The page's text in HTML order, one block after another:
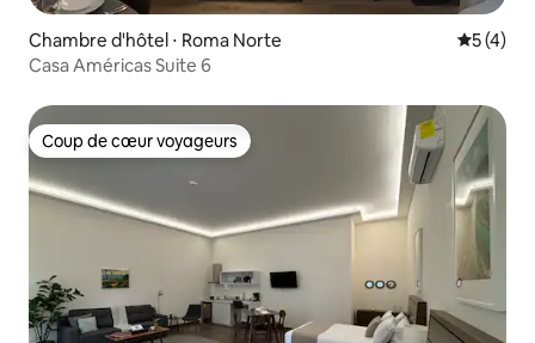
Chambre d'hôtel ⋅ Roma Norte
5 (4)
Casa Américas Suite 6
Coup de cœur voyageurs
Coup de cœur voyageurs